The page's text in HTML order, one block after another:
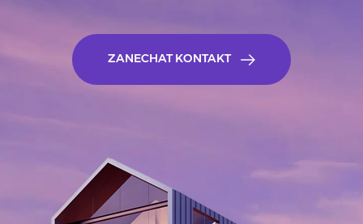
ZANECHAT KONTAKT ZANECHAT